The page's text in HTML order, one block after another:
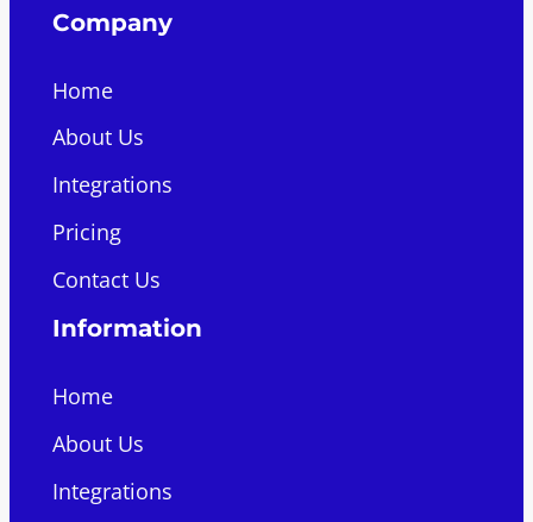
Company
Home
About Us
Integrations
Pricing
Contact Us
Information
Home
About Us
Integrations